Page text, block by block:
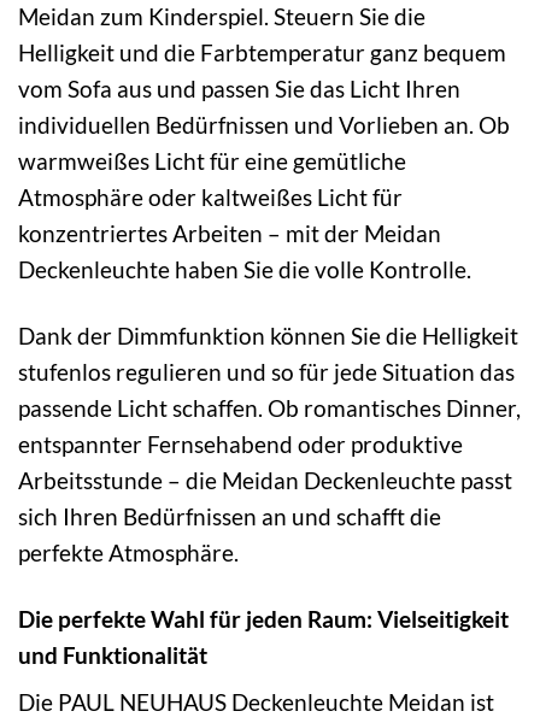
Meidan zum Kinderspiel. Steuern Sie die
Helligkeit und die Farbtemperatur ganz bequem
vom Sofa aus und passen Sie das Licht Ihren
individuellen Bedürfnissen und Vorlieben an. Ob
warmweißes Licht für eine gemütliche
Atmosphäre oder kaltweißes Licht für
konzentriertes Arbeiten – mit der Meidan
Deckenleuchte haben Sie die volle Kontrolle.
Dank der Dimmfunktion können Sie die Helligkeit
stufenlos regulieren und so für jede Situation das
passende Licht schaffen. Ob romantisches Dinner,
entspannter Fernsehabend oder produktive
Arbeitsstunde – die Meidan Deckenleuchte passt
sich Ihren Bedürfnissen an und schafft die
perfekte Atmosphäre.
Die perfekte Wahl für jeden Raum: Vielseitigkeit
und Funktionalität
Die PAUL NEUHAUS Deckenleuchte Meidan ist